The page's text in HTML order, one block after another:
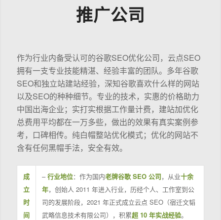
推广公司
作为行业内备受认可的谷歌SEO优化公司，云点SEO
拥有一支专业技能精湛、经验丰富的团队。多年谷歌
SEO和独立站建站经验，深知谷歌喜欢什么样的网站
以及SEO的种种细节。专业的技术，实惠的价格助力
中国出海企业；实打实根据工作量计费，建站加优化
总费用平均都在一万多些，做出的效果有真实案例参
考，口碑相传。纯白帽整站优化模式；优化的网站不
含有任何黑帽手法，安全有效。
成
立
时
间
–行业地位：作为国内老牌谷歌 SEO 公司，从业十余
年，创始人 2011 年进入行业，历经个人、工作室到公
司的发展阶段，2021 年正式成立云点 SEO（宿迁文韬
武略信息技术有限公司），积累超 10 年实战经验。